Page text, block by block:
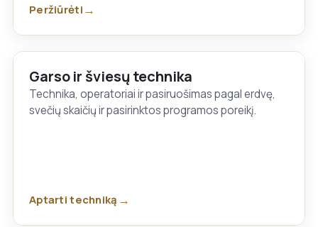
Peržiūrėti
Garso ir šviesų technika
Technika, operatoriai ir pasiruošimas pagal erdvę,
svečių skaičių ir pasirinktos programos poreikį.
Aptarti techniką